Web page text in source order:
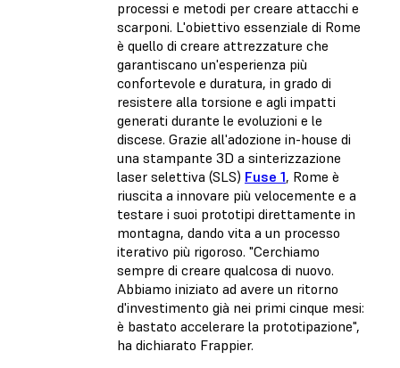
processi e metodi per creare attacchi e
scarponi. L'obiettivo essenziale di Rome
è quello di creare attrezzature che
garantiscano un'esperienza più
confortevole e duratura, in grado di
resistere alla torsione e agli impatti
generati durante le evoluzioni e le
discese. Grazie all'adozione in-house di
una stampante 3D a sinterizzazione
laser selettiva (SLS) Fuse 1, Rome è
riuscita a innovare più velocemente e a
testare i suoi prototipi direttamente in
montagna, dando vita a un processo
iterativo più rigoroso. "Cerchiamo
sempre di creare qualcosa di nuovo.
Abbiamo iniziato ad avere un ritorno
d'investimento già nei primi cinque mesi:
è bastato accelerare la prototipazione",
ha dichiarato Frappier.